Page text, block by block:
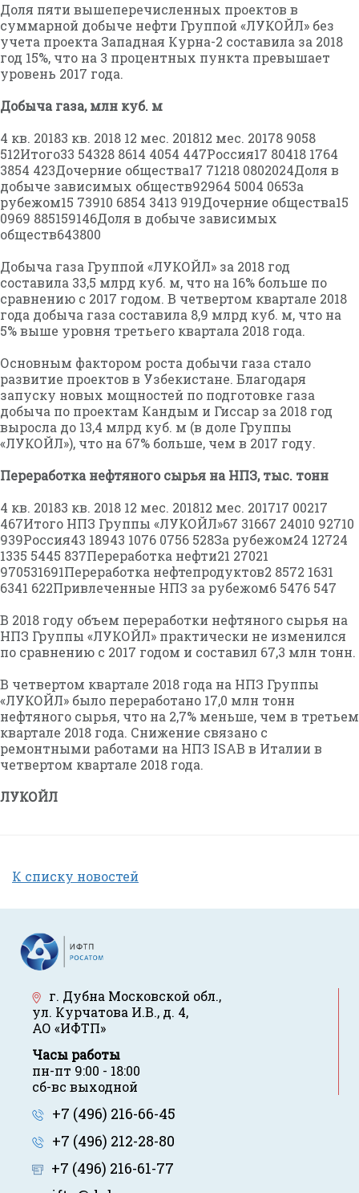
Доля пяти вышеперечисленных проектов в
суммарной добыче нефти Группой «ЛУКОЙЛ» без
учета проекта Западная Курна-2 составила за 2018
год 15%, что на 3 процентных пункта превышает
уровень 2017 года.
Добыча газа, млн куб. м
4 кв. 20183 кв. 2018 12 мес. 201812 мес. 20178 9058
512Итого33 54328 8614 4054 447Россия17 80418 1764
3854 423Дочерние общества17 71218 0802024Доля в
добыче зависимых обществ92964 5004 065За
рубежом15 73910 6854 3413 919Дочерние общества15
0969 885159146Доля в добыче зависимых
обществ643800
Добыча газа Группой «ЛУКОЙЛ» за 2018 год
составила 33,5 млрд куб. м, что на 16% больше по
сравнению с 2017 годом. В четвертом квартале 2018
года добыча газа составила 8,9 млрд куб. м, что на
5% выше уровня третьего квартала 2018 года.
Основным фактором роста добычи газа стало
развитие проектов в Узбекистане. Благодаря
запуску новых мощностей по подготовке газа
добыча по проектам Кандым и Гиссар за 2018 год
выросла до 13,4 млрд куб. м (в доле Группы
«ЛУКОЙЛ»), что на 67% больше, чем в 2017 году.
Переработка нефтяного сырья на НПЗ, тыс. тонн
4 кв. 20183 кв. 2018 12 мес. 201812 мес. 201717 00217
467Итого НПЗ Группы «ЛУКОЙЛ»67 31667 24010 92710
939Россия43 18943 1076 0756 528За рубежом24 12724
1335 5445 837Переработка нефти21 27021
970531691Переработка нефтепродуктов2 8572 1631
6341 622Привлеченные НПЗ за рубежом6 5476 547
В 2018 году объем переработки нефтяного сырья на
НПЗ Группы «ЛУКОЙЛ» практически не изменился
по сравнению с 2017 годом и составил 67,3 млн тонн.
В четвертом квартале 2018 года на НПЗ Группы
«ЛУКОЙЛ» было переработано 17,0 млн тонн
нефтяного сырья, что на 2,7% меньше, чем в третьем
квартале 2018 года. Снижение связано с
ремонтными работами на НПЗ ISAB в Италии в
четвертом квартале 2018 года.
ЛУКОЙЛ
К списку новостей
г. Дубна Московской обл.,
ул. Курчатова И.В., д. 4,
АО «ИФТП»
Часы работы
пн-пт 9:00 - 18:00
сб-вс выходной
+7 (496) 216-66-45
+7 (496) 212-28-80
+7 (496) 216-61-77